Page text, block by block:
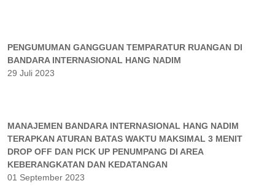
PENGUMUMAN GANGGUAN TEMPARATUR RUANGAN DI
BANDARA INTERNASIONAL HANG NADIM
29 Juli 2023
MANAJEMEN BANDARA INTERNASIONAL HANG NADIM
TERAPKAN ATURAN BATAS WAKTU MAKSIMAL 3 MENIT
DROP OFF DAN PICK UP PENUMPANG DI AREA
KEBERANGKATAN DAN KEDATANGAN
01 September 2023